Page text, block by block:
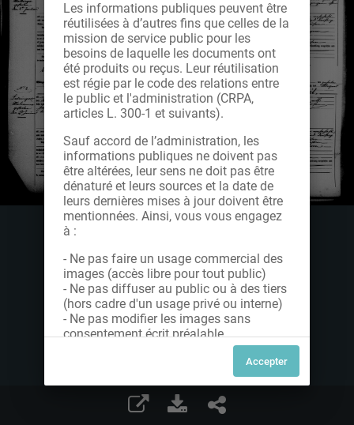
Les informations publiques peuvent être
réutilisées à d’autres fins que celles de la
mission de service public pour les
besoins de laquelle les documents ont
été produits ou reçus. Leur réutilisation
est régie par le code des relations entre
le public et l'administration (CRPA,
articles L. 300-1 et suivants).
Sauf accord de l’administration, les
informations publiques ne doivent pas
être altérées, leur sens ne doit pas être
dénaturé et leurs sources et la date de
leurs dernières mises à jour doivent être
mentionnées. Ainsi, vous vous engagez
à :
- Ne pas faire un usage commercial des
images (accès libre pour tout public)
- Ne pas diffuser au public ou à des tiers
(hors cadre d'un usage privé ou interne)
- Ne pas modifier les images sans
consentement écrit préalable
Dans le cas contraire, nous vous invitons
à nous contacter afin de solliciter le type
de Licence souhaitée parmi celles
proposées et le cas échéant, acquitter